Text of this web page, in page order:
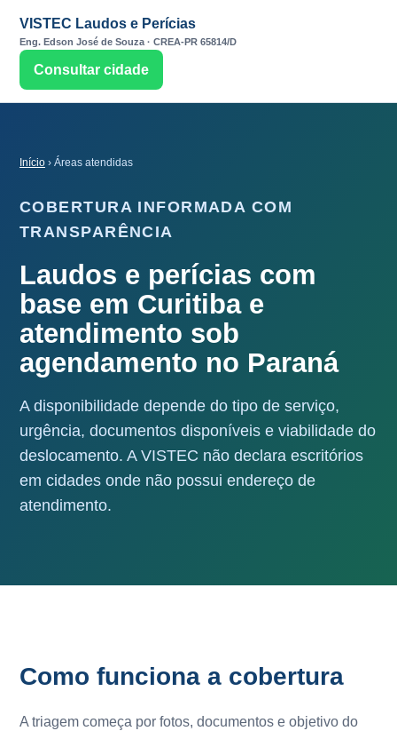
VISTEC Laudos e Perícias
Eng. Edson José de Souza · CREA-PR 65814/D
Consultar cidade
Início › Áreas atendidas
COBERTURA INFORMADA COM
TRANSPARÊNCIA
Laudos e perícias com
base em Curitiba e
atendimento sob
agendamento no Paraná
A disponibilidade depende do tipo de serviço,
urgência, documentos disponíveis e viabilidade do
deslocamento. A VISTEC não declara escritórios
em cidades onde não possui endereço de
atendimento.
Como funciona a cobertura
A triagem começa por fotos, documentos e objetivo do